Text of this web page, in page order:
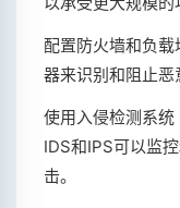
配置防火墙和负
器来识别和阻止恶
使用入侵检测系统
IDS和IPS可以监
击。